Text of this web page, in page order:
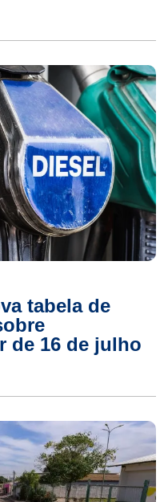
tabela de
de 16 de julho